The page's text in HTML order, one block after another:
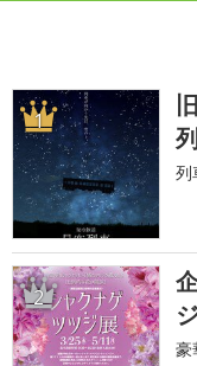
1
列
2
豪